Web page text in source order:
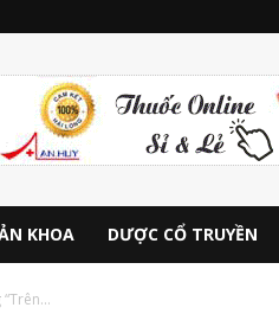
KHOA DƯỢC CỔ TRUYỀN